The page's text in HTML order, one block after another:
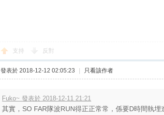
支持 反對
發表於 2018-12-12 02:05:23 只看該作者
Fuko~ 發表於 2018-12-11 21:21
其實，SO FAR隊波RUN得正正常常，係要D時間執埋